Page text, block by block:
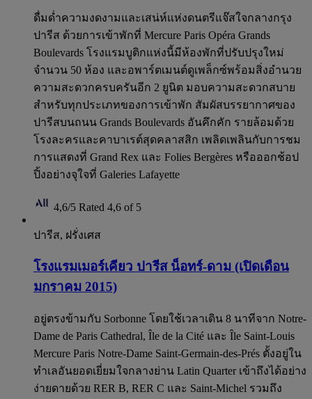
ดื่มด่ำความงดงามและเสน่ห์แห่งดนตรีแจ๊สใจกลางกรุง
ปารีส ด้วยการเข้าพักที่ Mercure Paris Opéra Grands
Boulevards โรงแรมบูติกแห่งนี้มีห้องพักที่ปรับปรุงใหม่
จำนวน 50 ห้อง และอพาร์ตเมนต์ดูเพล็กซ์พร้อมสิ่งอำนวย
ความสะดวกครบครันอีก 2 ยูนิต มอบความสะดวกสบาย
สำหรับทุกประเภทของการเข้าพัก สัมผัสบรรยากาศของ
ปารีสบนถนน Grands Boulevards อันคึกคัก รายล้อมด้วย
โรงละครและคาบาเรต์สุดคลาสสิก เพลิดเพลินกับการชม
การแสดงที่ Grand Rex และ Folies Bergères หรือออกช้อป
ปิ้งอย่างจุใจที่ Galeries Lafayette
4,6/5 Rated 4,6 of 5
ปารีส, ฝรั่งเศส
โรงแรมเมอร์เคียว ปารีส น็อทร์-ดาม (เปิดเดือน
มกราคม 2015)
อยู่ตรงข้ามกับ Sorbonne โดยใช้เวลาเดิน 8 นาทีจาก Notre-
Dame de Paris Cathedral, Île de la Cité และ Île Saint-Louis
Mercure Paris Notre-Dame Saint-Germain-des-Prés ตั้งอยู่ใน
ทำเลอันยอดเยี่ยมใจกลางย่าน Latin Quarter เข้าถึงได้อย่าง
ง่ายดายด้วย RER B, RER C และ Saint-Michel รวมถึง